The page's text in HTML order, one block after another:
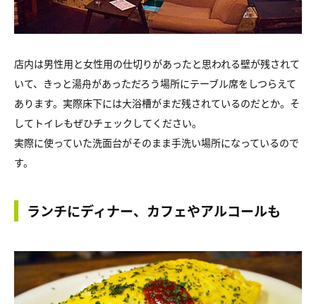
店内は男性用と女性用の仕切りがあったと思われる壁が残されて
いて、きっと湯舟があっただろう場所にテーブル席をしつらえて
あります。実際床下には大浴槽がまだ残されているのだとか。そ
してトイレもぜひチェックしてください。
実際に使っていた洗面台がそのまま手洗い場所になっているので
す。
ランチにディナー、カフェやアルコールも